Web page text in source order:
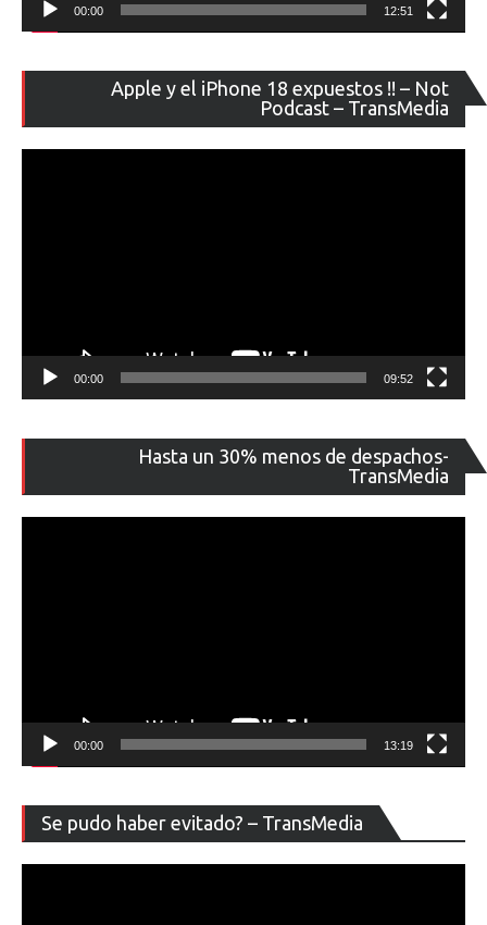
00:00 12:51
Apple y el iPhone 18 expuestos !! – Not
Podcast – TransMedia
de
00:00 09:52
Hasta un 30% menos de despachos-
TransMedia
de
00:00 13:19
Se pudo haber evitado? – TransMedia
de